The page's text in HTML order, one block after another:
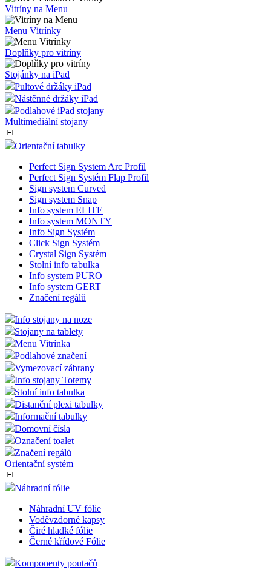
Vitríny na Menu
Menu Vitrínky
Doplňky pro vitríny
Stojánky na iPad
Pultové držáky iPad
Nástěnné držáky iPad
Podlahové iPad stojany
Multimediální stojany
Orientační tabulky
Perfect Sign System Arc Profil
Perfect Sign Systém Flap Profil
Sign system Curved
Sign system Snap
Info system ELITE
Info system MONTY
Info Sign Systém
Click Sign Systém
Crystal Sign Systém
Stolní info tabulka
Info system PURO
Info system GERT
Značení regálů
Info stojany na noze
Stojany na tablety
Menu Vitrínka
Podlahové značení
Vymezovací zábrany
Info stojany Totemy
Stolní info tabulka
Distanční plexi tabulky
Informační tabulky
Domovní čísla
Označení toalet
Značení regálů
Orientační systém
Náhradní fólie
Náhradní UV fólie
Voděvzdorné kapsy
Čiré hladké fólie
Černé křídové Fólie
Komponenty poutačů